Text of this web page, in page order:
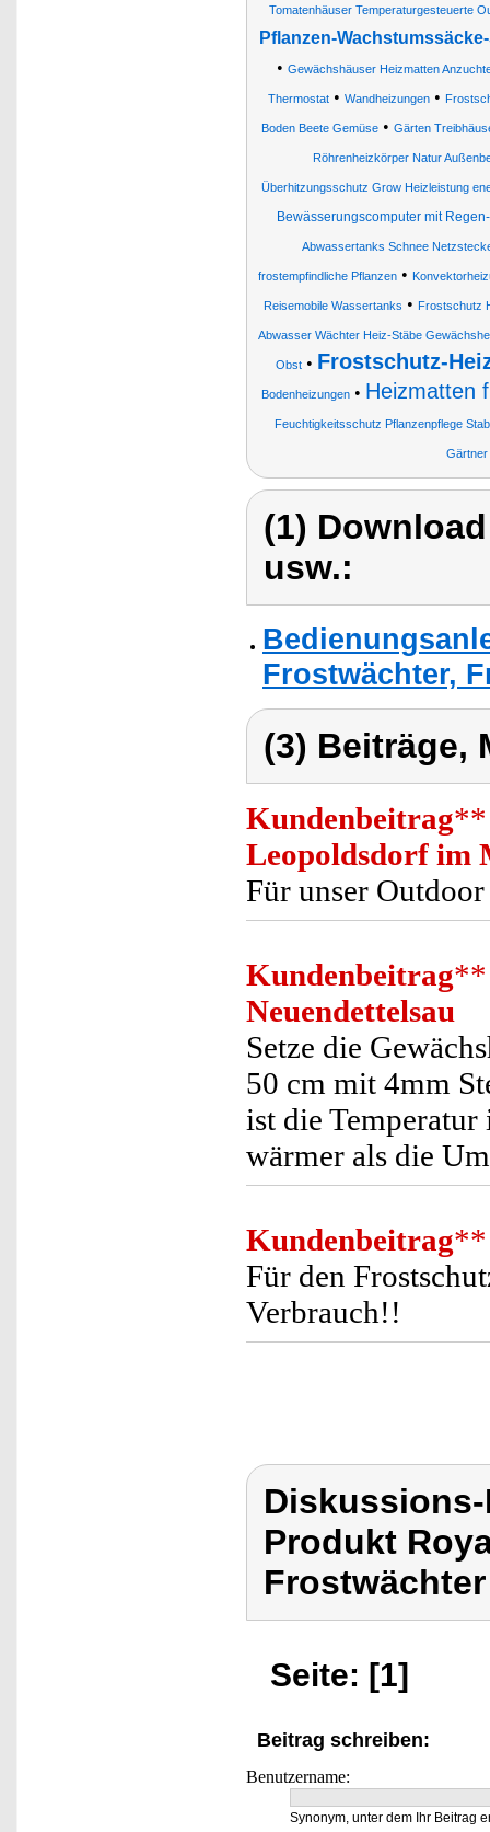
Tomatenhäuser Temperaturgesteuerte
Pflanzen-
• Gewächshäuser Heizmatten
Thermostat• Wandheizungen•
Boden Beete Gemüse• Gärten
Röhrenheizkörper Natur
Überhitzungsschutz Grow Heizleistung
Bewässerungscomputer mit
Abwassertanks Schnee
frostempfindliche Pflanzen •
Reisemobile Wassertanks • Frostschutz
Abwasser Wächter Heiz-Stäbe
Obst • Frostschutz-
Bodenheizungen • Heizmatten
Feuchtigkeitsschutz Pflanzenpflege
Gärtner
(1)
usw.:
Frostwächter,
(3) Beiträge,
Kundenbeitrag**
Leopoldsdorf im
Für unser
Kundenbeitrag**
Neuendettelsau
Setze die
50 cm mit 4mm
ist die Temperatur
wärmer als die
Kundenbeitrag**
Für den
Verbrauch!!
Produkt
Seite: [1]
Beitrag schreiben:
Benutzername:
Synonym, unter dem Ihr Beitrag